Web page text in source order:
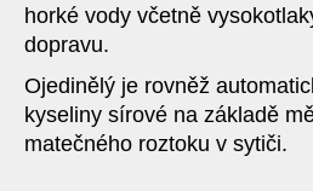
horké vody včetně
dopravu.
Ojedinělý je rovněž
kyseliny sírové na základě
matečného roztoku v sytiči.